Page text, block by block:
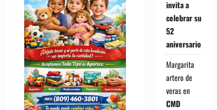
invita a
celebrar su
52
aniversario
Margarita
artero de
verasen
CMD